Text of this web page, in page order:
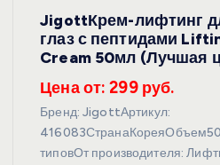
JigottКрем-лифтинг
глаз с пептидами
Cream 50мл (Лучшая
Цена от: 299 руб.
Бренд: JigottАртикул:
типовОт производителя: